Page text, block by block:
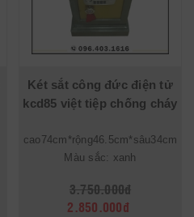
Két sắt công đức điện tử
kcd85 việt tiệp chống cháy
cao74cm*rộng46.5cm*sâu34cm
Màu sắc: xanh
3.750.000đ
2.850.000đ